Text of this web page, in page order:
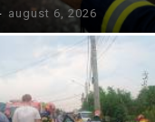
august 6, 2026